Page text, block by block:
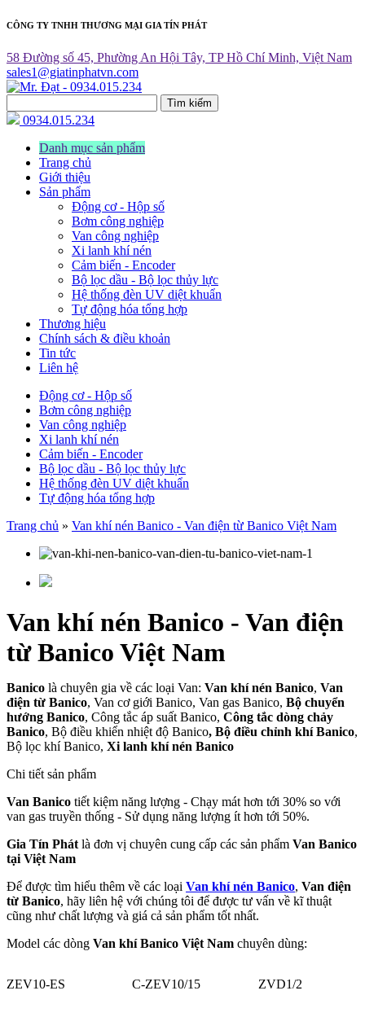
CÔNG TY TNHH THƯƠNG MẠI GIA TÍN PHÁT
58 Đường số 45, Phường An Hội Tây, TP Hồ Chí Minh, Việt Nam
sales1@giatinphatvn.com
Tìm kiếm
0934.015.234
Danh mục sản phẩm
Trang chủ
Giới thiệu
Sản phẩm
Động cơ - Hộp số
Bơm công nghiệp
Van công nghiệp
Xi lanh khí nén
Cảm biến - Encoder
Bộ lọc dầu - Bộ lọc thủy lực
Hệ thống đèn UV diệt khuẩn
Tự động hóa tổng hợp
Thương hiệu
Chính sách & điều khoản
Tin tức
Liên hệ
Động cơ - Hộp số
Bơm công nghiệp
Van công nghiệp
Xi lanh khí nén
Cảm biến - Encoder
Bộ lọc dầu - Bộ lọc thủy lực
Hệ thống đèn UV diệt khuẩn
Tự động hóa tổng hợp
Trang chủ » Van khí nén Banico - Van điện từ Banico Việt Nam
Van khí nén Banico - Van điện
từ Banico Việt Nam
Banico là chuyên gia về các loại Van: Van khí nén Banico, Van
điện từ Banico, Van cơ giới Banico, Van gas Banico, Bộ chuyển
hướng Banico, Công tắc áp suất Banico, Công tắc dòng chảy
Banico, Bộ điều khiển nhiệt độ Banico, Bộ điều chỉnh khí Banico,
Bộ lọc khí Banico, Xi lanh khí nén Banico
Chi tiết sản phẩm
Van Banico tiết kiệm năng lượng - Chạy mát hơn tới 30% so với
van gas truyền thống - Sử dụng năng lượng ít hơn tới 50%.
Gia Tín Phát là đơn vị chuyên cung cấp các sản phẩm Van Banico
tại Việt Nam
Để được tìm hiểu thêm về các loại Van khí nén Banico, Van điện
từ Banico, hãy liên hệ với chúng tôi để được tư vấn về kĩ thuật
cũng như chất lượng và giá cả sản phẩm tốt nhất.
Model các dòng Van khí Banico Việt Nam chuyên dùng:
ZEV10-ES C-ZEV10/15 ZVD1/2